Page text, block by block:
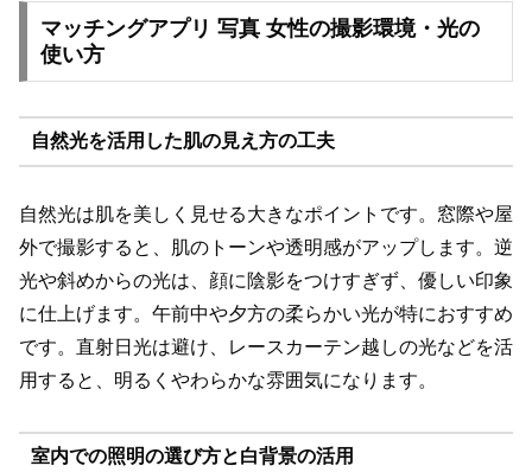
マッチングアプリ 写真 女性の撮影環境・光の
使い方
自然光を活用した肌の見え方の工夫
自然光は肌を美しく見せる大きなポイントです。窓際や屋
外で撮影すると、肌のトーンや透明感がアップします。逆
光や斜めからの光は、顔に陰影をつけすぎず、優しい印象
に仕上げます。午前中や夕方の柔らかい光が特におすすめ
です。直射日光は避け、レースカーテン越しの光などを活
用すると、明るくやわらかな雰囲気になります。
室内での照明の選び方と白背景の活用